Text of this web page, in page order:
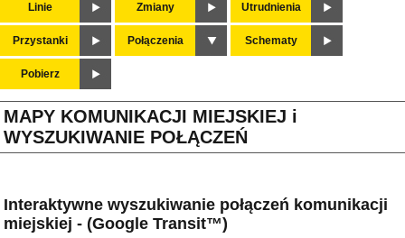
Linie Zmiany Utrudnienia
Przystanki Połączenia Schematy
Pobierz
MAPY KOMUNIKACJI MIEJSKIEJ i
WYSZUKIWANIE POŁĄCZEŃ
Interaktywne wyszukiwanie połączeń komunikacji
miejskiej - (Google Transit™)